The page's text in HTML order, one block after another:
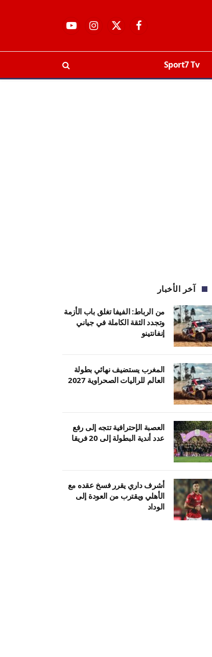
فيسبوكX
الانستغراميوتيوب
Sport7 Tv
آخر الأخبار
من الرباط: الفيفا تغلق باب الأزمة
وتجدد الثقة الكاملة في جياني
إنفانتينو
المغرب يستضيف نهائي بطولة
العالم للراليات الصحراوية 2027
العصبة الإحترافية تتجه إلى رفع
عدد أندية البطولة إلى 20 فريقا
أشرف داري يقرر فسخ عقده مع
الأهلي ويقترب من العودة إلى
الوداد